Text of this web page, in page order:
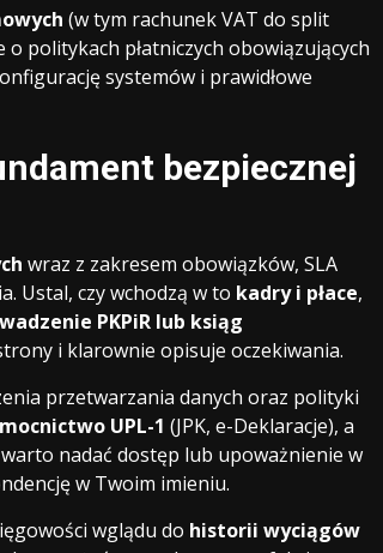
(w tym rachunek VAT do split
politykach płatniczych obowiązujących
systemów i prawidłowe
bezpiecznej
wraz z zakresem obowiązków, SLA
Ustal, czy wchodzą w to kadry i płace,
PKPiR lub ksiąg
i klarownie opisuje oczekiwania.
przetwarzania danych oraz polityki
UPL-1 (JPK, e-Deklaracje), a
nadać dostęp lub upoważnienie w
w Twoim imieniu.
wglądu do historii wyciągów